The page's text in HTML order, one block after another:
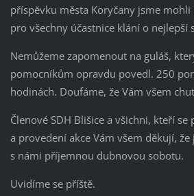
příspěvku města Koryčany jsme
pro všechny účastnice klání o nejlepší
Nemůžeme zapomenout na guláš,
pomocníkům opravdu povedl. 250
hodinách. Doufáme, že Vám všem
Členové SDH Blišice a všichni, kteří
a provedení akce Vám všem děkují,
s námi příjemnou dubnovou sobotu.
Uvidíme se příště.